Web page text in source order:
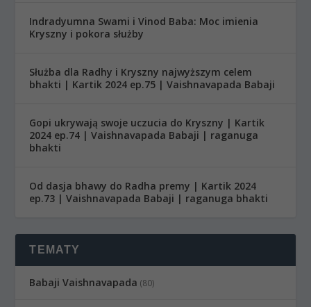
Indradyumna Swami i Vinod Baba: Moc imienia
Kryszny i pokora służby
Służba dla Radhy i Kryszny najwyższym celem
bhakti | Kartik 2024 ep.75 | Vaishnavapada Babaji
Gopi ukrywają swoje uczucia do Kryszny | Kartik
2024 ep.74 | Vaishnavapada Babaji | raganuga
bhakti
Od dasja bhawy do Radha premy | Kartik 2024
ep.73 | Vaishnavapada Babaji | raganuga bhakti
TEMATY
Babaji Vaishnavapada (80)